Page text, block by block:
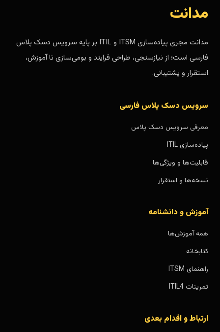
مدانت
مدانت مجری پیاده‌سازی ITSM و ITIL بر پایه سرویس دسک پلاس
فارسی است؛ از نیازسنجی، طراحی فرایند و بومی‌سازی تا آموزش،
استقرار و پشتیبانی.
سرویس دسک پلاس فارسی
معرفی سرویس دسک پلاس
پیاده‌سازی ITIL
قابلیت‌ها و ویژگی‌ها
نسخه‌ها و استقرار
آموزش و دانشنامه
همه آموزش‌ها
کتابخانه
راهنمای ITSM
تمرینات ITIL4
ارتباط و اقدام بعدی